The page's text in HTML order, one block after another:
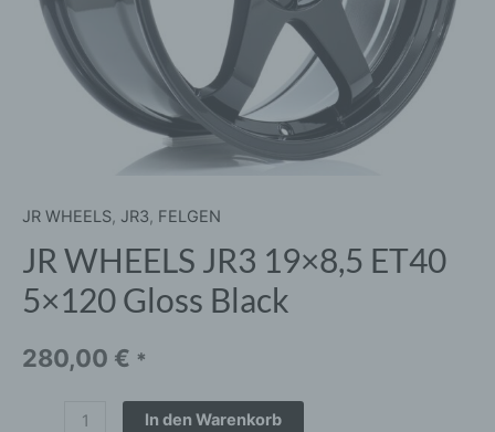
JR WHEELS, JR3, FELGEN
JR WHEELS JR3 19×8,5 ET40
5×120 Gloss Black
280,00 € *
In den Warenkorb